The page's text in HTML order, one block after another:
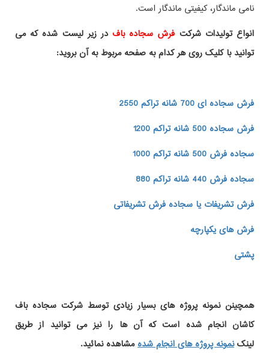
نامی ماندگار، کیفیتی ماندگار است.
انواع تولیدات شرکت فرش سجاده بافدر زیر لیست شده که می
توانید با کلیک روی هر کدام به صفحه مربوط به آن بروید:
فرش سجاده ای 700 شانه تراکم 2550
فرش سجاده 500 شانه تراکم 1200
سجاده فرش 500 شانه تراکم 1000
سجاده فرش 440 شانه تراکم 880
فرش تشریفات یا سجاده فرش تشریفاتی
فرش های یکپارچه
پشتی
همچینننمونه پروژه های بسیار زیادی توسط شرکت سجاده باف
کاشان انجام شده است که آن ها را نیز می توانید از طریق
لینکنمونه پروژه های انجام شدهمشاهده نمائید.